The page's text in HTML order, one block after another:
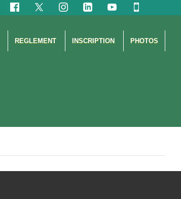
REGLEMENT INSCRIPTION PHOTOS